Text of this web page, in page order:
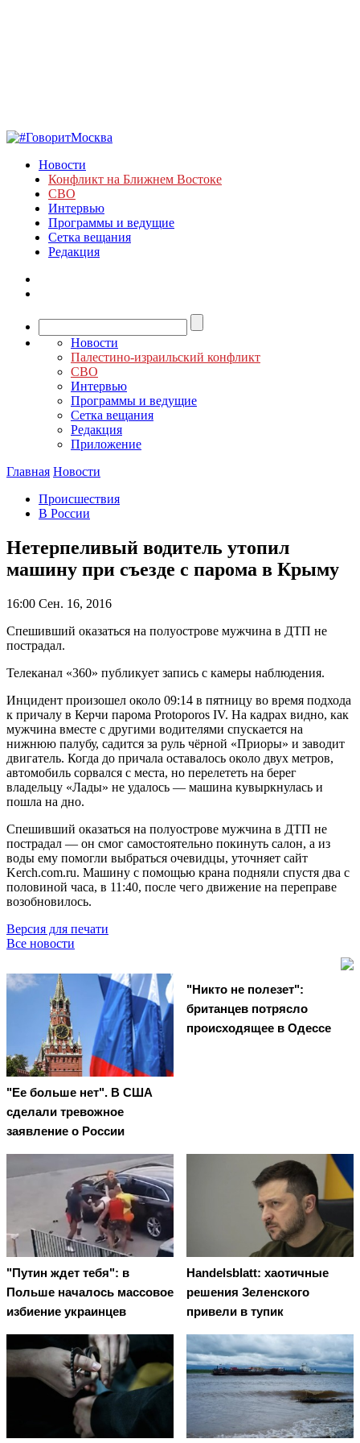
Новости
Конфликт на Ближнем Востоке
СВО
Интервью
Программы и ведущие
Сетка вещания
Редакция
Новости
Палестино-израильский конфликт
СВО
Интервью
Программы и ведущие
Сетка вещания
Редакция
Приложение
Главная Новости
Происшествия
В России
Нетерпеливый водитель утопил
машину при съезде с парома в Крыму
16:00 Сен. 16, 2016
Спешивший оказаться на полуострове мужчина в ДТП не
пострадал.
Телеканал «360» публикует запись с камеры наблюдения.
Инцидент произошел около 09:14 в пятницу во время подхода
к причалу в Керчи парома Protoporos IV. На кадрах видно, как
мужчина вместе с другими водителями спускается на
нижнюю палубу, садится за руль чёрной «Приоры» и заводит
двигатель. Когда до причала оставалось около двух метров,
автомобиль сорвался с места, но перелететь на берег
владельцу «Лады» не удалось — машина кувыркнулась и
пошла на дно.
Спешивший оказаться на полуострове мужчина в ДТП не
пострадал — он смог самостоятельно покинуть салон, а из
воды ему помогли выбраться очевидцы, уточняет сайт
Kerch.com.ru. Машину с помощью крана подняли спустя два с
половиной часа, в 11:40, после чего движение на переправе
возобновилось.
Версия для печати
Все новости
"Ее больше нет". В США
сделали тревожное
заявление о России
"Никто не полезет":
британцев потрясло
происходящее в Одессе
"Путин ждет тебя": в
Польше началось массовое
избиение украинцев
Handelsblatt: хаотичные
решения Зеленского
привели в тупик